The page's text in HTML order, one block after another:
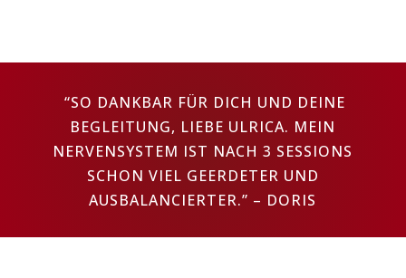
“SO DANKBAR FÜR DICH UND DEINE
BEGLEITUNG, LIEBE ULRICA. MEIN
NERVENSYSTEM IST NACH 3 SESSIONS
SCHON VIEL GEERDETER UND
AUSBALANCIERTER.” – DORIS